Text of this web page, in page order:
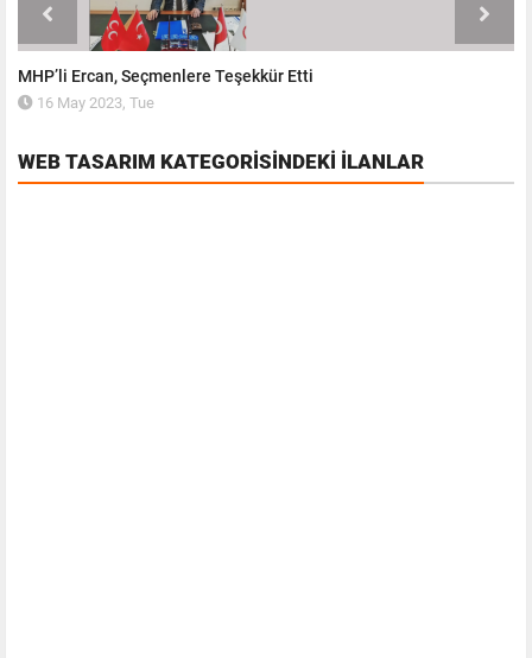
MHP’li Ercan, Seçmenlere Teşekkür Etti
16 May 2023, Tue
WEB TASARIM KATEGORISINDEKI İLANLAR